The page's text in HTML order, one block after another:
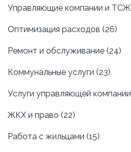
Управляющие компании и ТСЖ
Оптимизация расходов (26)
Ремонт и обслуживание (24)
Коммунальные услуги (23)
Услуги управляющей компании
ЖКХ и право (22)
Работа с жильцами (15)